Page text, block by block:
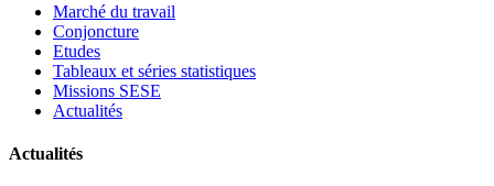
Marché du travail
Conjoncture
Etudes
Tableaux et séries statistiques
Missions SESE
Actualités
Actualités